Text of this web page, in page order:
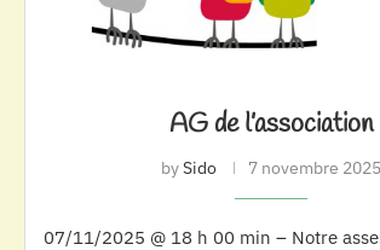
AG de l’association
bySido 7 novembre 2025
07/11/2025 @ 18 h 00 min – Notre